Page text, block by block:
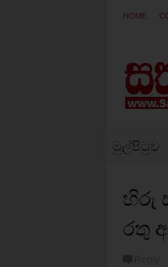
HOME
මුල්පිටුව
හිරු
රතු